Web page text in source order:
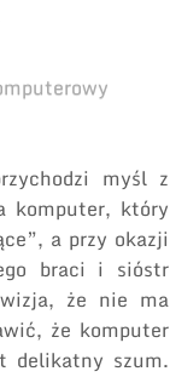
myśl z
komputer, który
a przy okazji
braci i sióstr
że nie ma
że komputer
delikatny szum.